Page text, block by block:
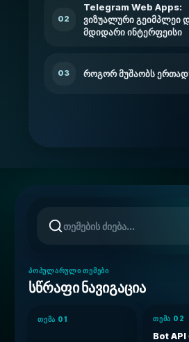
02
Telegram Web Apps:
ვიზუალური გეიმპლეი
მდიდარი ინტერფეისი
03 როგორ მუშაობს
ᲞᲝᲞᲣᲚᲐᲠᲣᲚᲘ ᲗᲔᲛᲔᲑᲘ
სწრაფი ნავიგაცია
ᲗᲔᲛᲐ 01 ᲗᲔᲛᲐ 02
Bot API